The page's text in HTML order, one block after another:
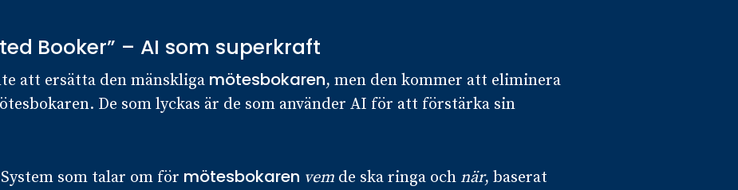
Booker” – AI som superkraft
att ersätta den mänskliga mötesbokaren, men den kommer att eliminera
De som lyckas är de som använder AI för att förstärka sin
System som talar om för mötesbokaren vem de ska ringa och när, baserat